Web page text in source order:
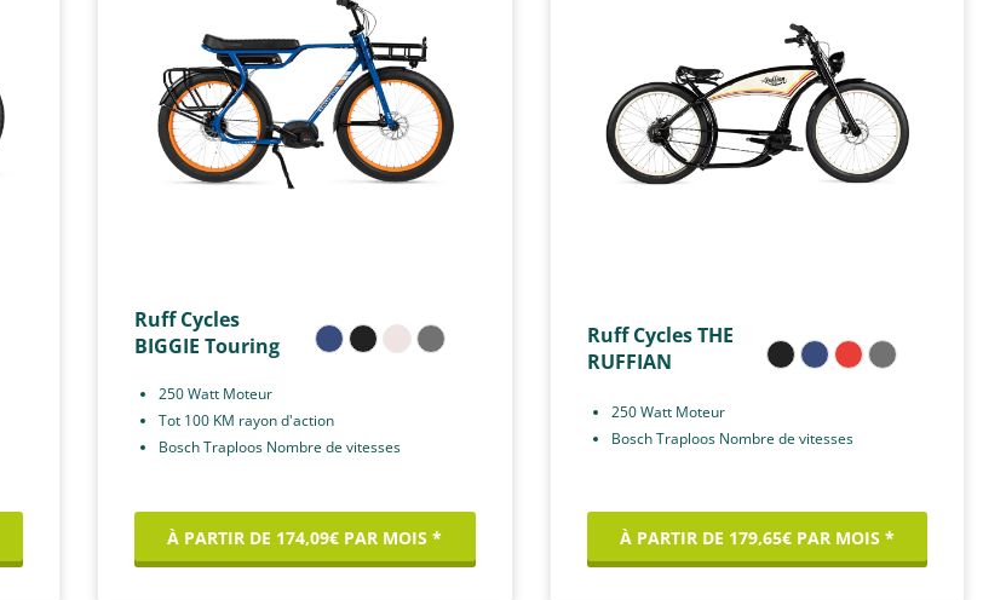
Ruff Cycles
BIGGIE Touring
250 Watt Moteur
Tot 100 KM rayon d'action
Bosch Traploos Nombre de vitesses
À PARTIR DE 174,09€ PAR MOIS *
Ruff Cycles THE
RUFFIAN
250 Watt Moteur
Bosch Traploos Nombre de vitesses
À PARTIR DE 179,65€ PAR MOIS *